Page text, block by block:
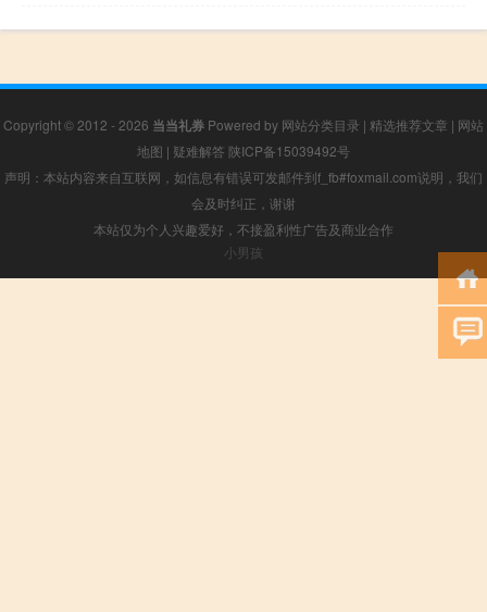
Copyright © 2012 - 2026 当当礼券 Powered by 网站分类目录 | 精选推荐文章 | 网站
地图 | 疑难解答 陕ICP备15039492号
声明：本站内容来自互联网，如信息有错误可发邮件到f_fb#foxmail.com说明，我们
会及时纠正，谢谢
本站仅为个人兴趣爱好，不接盈利性广告及商业合作
小男孩